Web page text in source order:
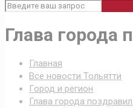
Глава города
Главная
Все новости Тольятти
Город и регион
Глава города